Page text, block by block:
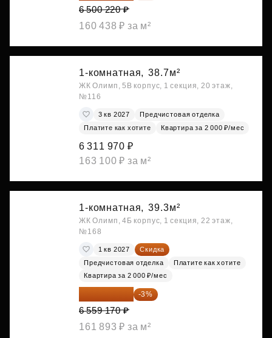
6 500 220 ₽
160 438 ₽ за м²
1-комнатная, 38.7м²
ЖК Олимп, 5В корпус, 1 секция, 20 этаж,
№116
3 кв 2027
Предчистовая отделка
Платите как хотите
Квартира за 2 000 ₽/мес
6 311 970 ₽
163 100 ₽ за м²
1-комнатная, 39.3м²
ЖК Олимп, 4Б корпус, 1 секция, 22 этаж,
№168
1 кв 2027
Скидка
Предчистовая отделка
Платите как хотите
Квартира за 2 000 ₽/мес
-3%
6 559 170 ₽
161 893 ₽ за м²